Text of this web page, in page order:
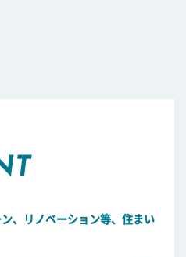
、リノベーション等、住まい